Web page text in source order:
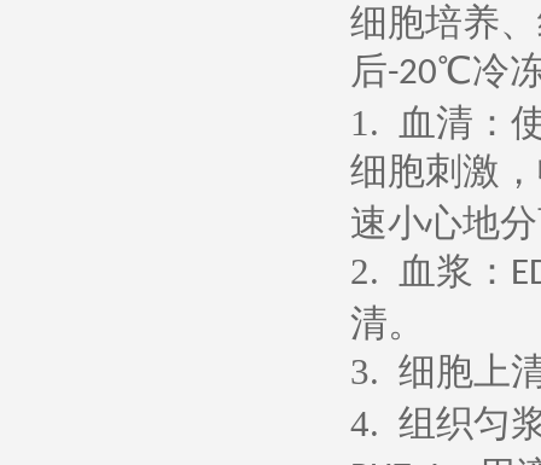
细胞培养
后-20℃冷
1.
血清：
细胞刺激
速小心地
2.
血浆：
清。
3. 细胞上
4. 组织匀